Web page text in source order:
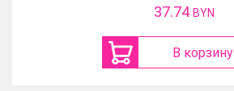
37.74 BYN
В корзину